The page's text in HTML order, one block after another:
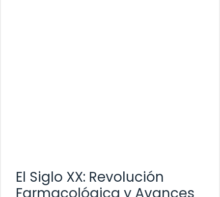
El Siglo XX: Revolución
Farmacológica y Avances